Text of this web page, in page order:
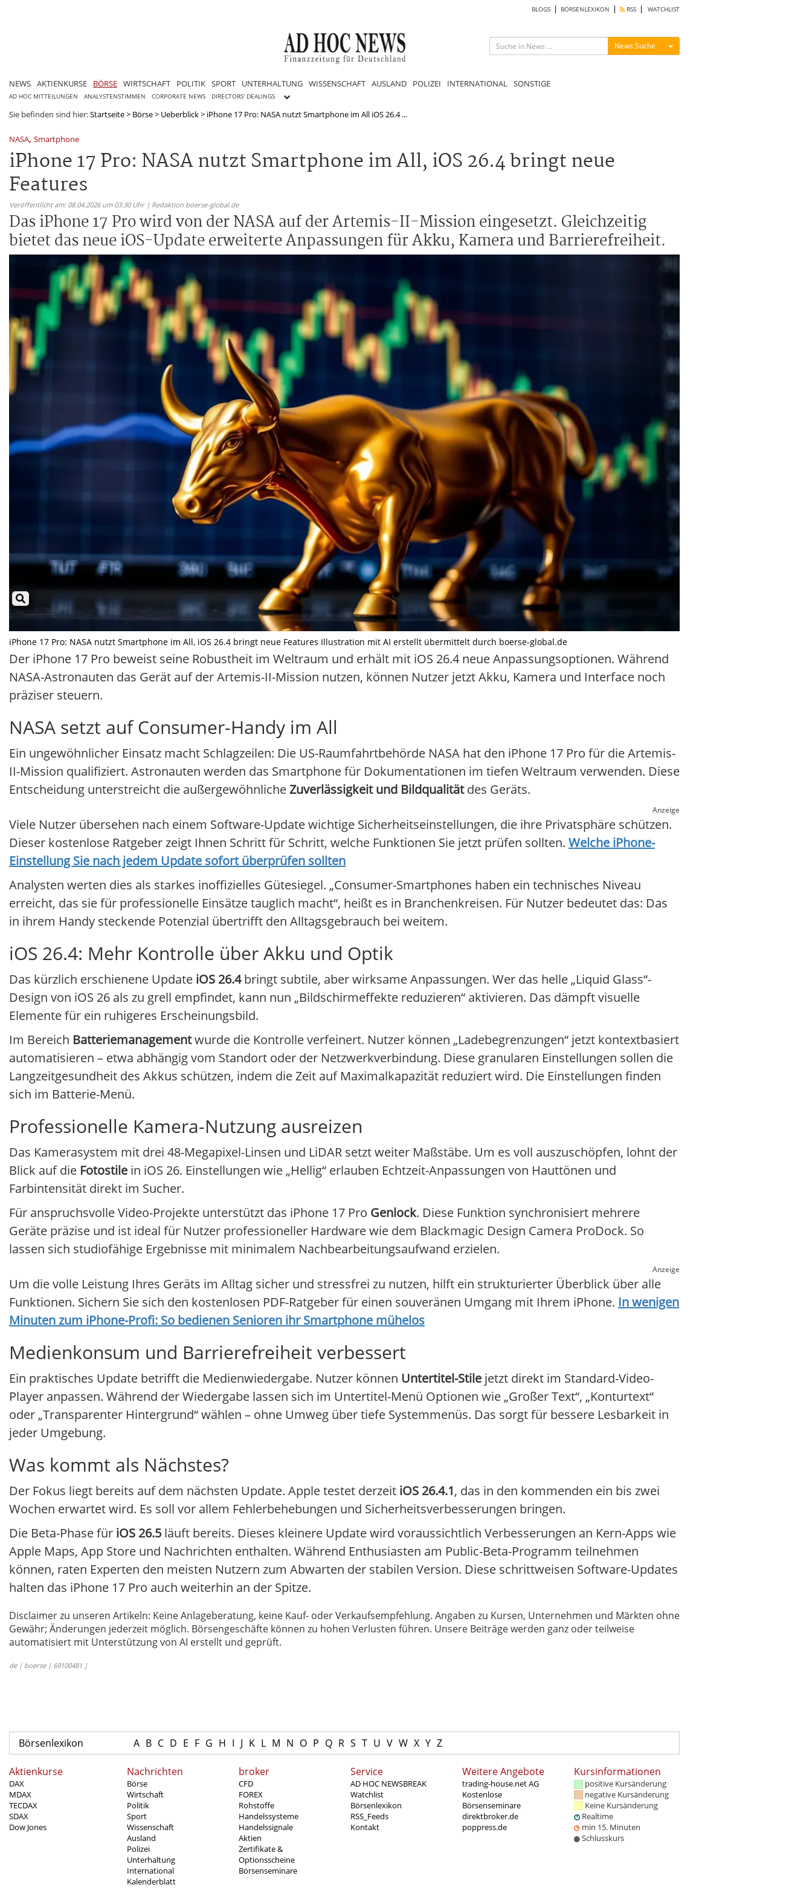
BLOGS BÖRSENLEXIKON RSS WATCHLIST
News Suche Menü ein-/ausblenden
NEWS AKTIENKURSE BÖRSE WIRTSCHAFT POLITIK SPORT UNTERHALTUNG WISSENSCHAFT AUSLAND POLIZEI INTERNATIONAL SONSTIGE
AD HOC MITTEILUNGEN ANALYSTENSTIMMEN CORPORATE NEWS DIRECTORS' DEALINGS
Sie befinden sind hier:Startseite> Börse> Ueberblick> iPhone 17 Pro: NASA nutzt Smartphone im All iOS 26.4 ...
NASA, Smartphone
iPhone 17 Pro: NASA nutzt Smartphone im All, iOS 26.4 bringt neue
Features
Veröffentlicht am: 08.04.2026 um 03:30 Uhr | Redaktion boerse-global.de
Das iPhone 17 Pro wird von der NASA auf der Artemis-II-Mission eingesetzt. Gleichzeitig
bietet das neue iOS-Update erweiterte Anpassungen für Akku, Kamera und Barrierefreiheit.
iPhone 17 Pro: NASA nutzt Smartphone im All, iOS 26.4 bringt neue Features Illustration mit AI erstellt übermittelt durch boerse-global.de
Der iPhone 17 Pro beweist seine Robustheit im Weltraum und erhält mit iOS 26.4 neue Anpassungsoptionen. Während
NASA-Astronauten das Gerät auf der Artemis-II-Mission nutzen, können Nutzer jetzt Akku, Kamera und Interface noch
präziser steuern.
NASA setzt auf Consumer-Handy im All
Ein ungewöhnlicher Einsatz macht Schlagzeilen: Die US-Raumfahrtbehörde NASA hat den iPhone 17 Pro für die Artemis-
II-Mission qualifiziert. Astronauten werden das Smartphone für Dokumentationen im tiefen Weltraum verwenden. Diese
Entscheidung unterstreicht die außergewöhnlicheZuverlässigkeit und Bildqualitätdes Geräts.
Anzeige
Viele Nutzer übersehen nach einem Software-Update wichtige Sicherheitseinstellungen, die ihre Privatsphäre schützen.
Dieser kostenlose Ratgeber zeigt Ihnen Schritt für Schritt, welche Funktionen Sie jetzt prüfen sollten. Welche iPhone-
Einstellung Sie nach jedem Update sofort überprüfen sollten
Analysten werten dies als starkes inoffizielles Gütesiegel. „Consumer-Smartphones haben ein technisches Niveau
erreicht, das sie für professionelle Einsätze tauglich macht“, heißt es in Branchenkreisen. Für Nutzer bedeutet das: Das
in ihrem Handy steckende Potenzial übertrifft den Alltagsgebrauch bei weitem.
iOS 26.4: Mehr Kontrolle über Akku und Optik
Das kürzlich erschienene Update iOS 26.4bringt subtile, aber wirksame Anpassungen. Wer das helle „Liquid Glass“-
Design von iOS 26 als zu grell empfindet, kann nun „Bildschirmeffekte reduzieren“ aktivieren. Das dämpft visuelle
Elemente für ein ruhigeres Erscheinungsbild.
Im Bereich Batteriemanagementwurde die Kontrolle verfeinert. Nutzer können „Ladebegrenzungen“ jetzt kontextbasiert
automatisieren – etwa abhängig vom Standort oder der Netzwerkverbindung. Diese granularen Einstellungen sollen die
Langzeitgesundheit des Akkus schützen, indem die Zeit auf Maximalkapazität reduziert wird. Die Einstellungen finden
sich im Batterie-Menü.
Professionelle Kamera-Nutzung ausreizen
Das Kamerasystem mit drei 48-Megapixel-Linsen und LiDAR setzt weiter Maßstäbe. Um es voll auszuschöpfen, lohnt der
Blick auf die Fotostile in iOS 26. Einstellungen wie „Hellig“ erlauben Echtzeit-Anpassungen von Hauttönen und
Farbintensität direkt im Sucher.
Für anspruchsvolle Video-Projekte unterstützt das iPhone 17 Pro Genlock. Diese Funktion synchronisiert mehrere
Geräte präzise und ist ideal für Nutzer professioneller Hardware wie dem Blackmagic Design Camera ProDock. So
lassen sich studiofähige Ergebnisse mit minimalem Nachbearbeitungsaufwand erzielen.
Anzeige
Um die volle Leistung Ihres Geräts im Alltag sicher und stressfrei zu nutzen, hilft ein strukturierter Überblick über alle
Funktionen. Sichern Sie sich den kostenlosen PDF-Ratgeber für einen souveränen Umgang mit Ihrem iPhone. In wenigen
Minuten zum iPhone-Profi: So bedienen Senioren ihr Smartphone mühelos
Medienkonsum und Barrierefreiheit verbessert
Ein praktisches Update betrifft die Medienwiedergabe. Nutzer können Untertitel-Stile jetzt direkt im Standard-Video-
Player anpassen. Während der Wiedergabe lassen sich im Untertitel-Menü Optionen wie „Großer Text“, „Konturtext“
oder „Transparenter Hintergrund“ wählen – ohne Umweg über tiefe Systemmenüs. Das sorgt für bessere Lesbarkeit in
jeder Umgebung.
Was kommt als Nächstes?
Der Fokus liegt bereits auf dem nächsten Update. Apple testet derzeit iOS 26.4.1, das in den kommenden ein bis zwei
Wochen erwartet wird. Es soll vor allem Fehlerbehebungen und Sicherheitsverbesserungen bringen.
Die Beta-Phase für iOS 26.5 läuft bereits. Dieses kleinere Update wird voraussichtlich Verbesserungen an Kern-Apps wie
Apple Maps, App Store und Nachrichten enthalten. Während Enthusiasten am Public-Beta-Programm teilnehmen
können, raten Experten den meisten Nutzern zum Abwarten der stabilen Version. Diese schrittweisen Software-Updates
halten das iPhone 17 Pro auch weiterhin an der Spitze.
Disclaimer zu unseren Artikeln: Keine Anlageberatung, keine Kauf- oder Verkaufsempfehlung. Angaben zu Kursen, Unternehmen und Märkten ohne
Gewähr; Änderungen jederzeit möglich. Börsengeschäfte können zu hohen Verlusten führen. Unsere Beiträge werden ganz oder teilweise
automatisiert mit Unterstützung von AI erstellt und geprüft.
de | boerse | 69100481 |
Börsenlexikon A B C D E F G H I J K L M N O P Q R S T U V W X Y Z
Aktienkurse
DAX
MDAX
TECDAX
SDAX
Dow Jones
Nachrichten
Börse
Wirtschaft
Politik
Sport
Wissenschaft
Ausland
Polizei
Unterhaltung
International
Kalenderblatt
broker
CFD
FOREX
Rohstoffe
Handelssysteme
Handelssignale
Aktien
Zertifikate &
Optionsscheine
Börsenseminare
Service
AD HOC NEWSBREAK
Watchlist
Börsenlexikon
RSS_Feeds
Kontakt
Weitere Angebote
trading-house.net AG
Kostenlose
Börsenseminare
direktbroker.de
poppress.de
Kursinformationen
positive Kursänderung
negative Kursänderung
Keine Kursänderung
Realtime
min 15. Minuten
Schlusskurs